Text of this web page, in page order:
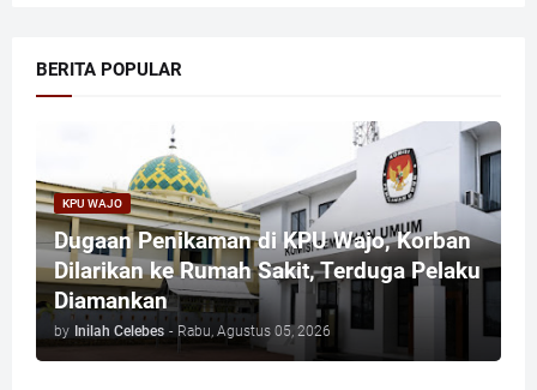
BERITA POPULAR
KPU WAJO
Dugaan Penikaman di KPU Wajo, Korban
Dilarikan ke Rumah Sakit, Terduga Pelaku
Diamankan
by Inilah Celebes - Rabu, Agustus 05, 2026